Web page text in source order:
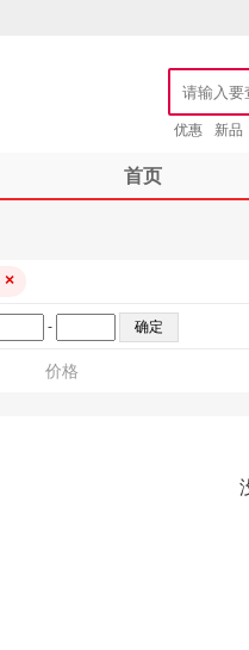
优惠 新品
首页
×
-
价格